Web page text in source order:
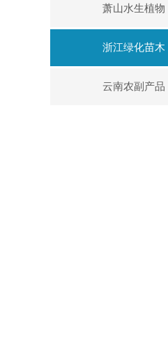
萧山水生植物
浙江绿化苗木
云南农副产品